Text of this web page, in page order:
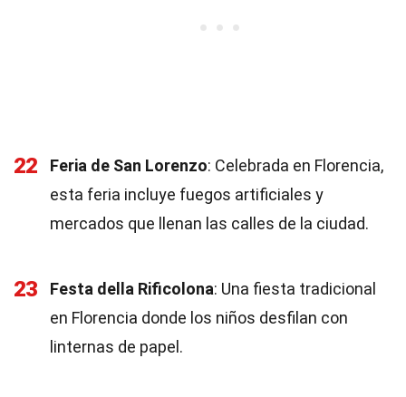
22 Feria de San Lorenzo: Celebrada en Florencia,
esta feria incluye fuegos artificiales y
mercados que llenan las calles de la ciudad.
23 Festa della Rificolona: Una fiesta tradicional
en Florencia donde los niños desfilan con
linternas de papel.